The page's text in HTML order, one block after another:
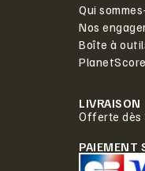
Qui
Nos
Boîte à
LIVRAISON
Offerte dès
PAIEMENT